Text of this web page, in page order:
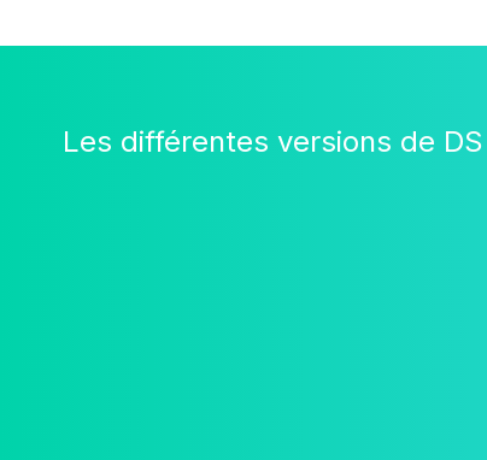
Les différentes versions de